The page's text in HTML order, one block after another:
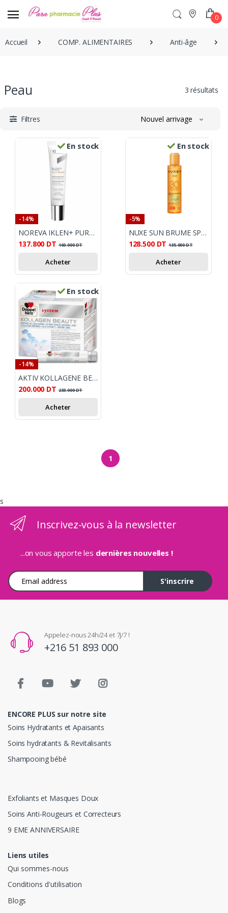
0
Accueil COMP. ALIMENTAIRES Anti-âge
Peau 3 résultats
Filtres Nouvel arrivage
En stock
-14%
NOREVA IKLEN+ PURE C REVERSE SOIN DE JOUR
137.800 DT 160.000DT
Acheter
En stock
-5%
NUXE SUN BRUME SPF30+ 150ML
128.500 DT 135.000DT
Acheter
En stock
-14%
AKTIV KOLLAGENE BEAUTY 30 AMPOULES
200.000 DT 233.000DT
Acheter
1
s
Inscrivez-vous à la newsletter
...on vous apporte les dernières nouvelles !
Adresse e-mail
S'inscrire
Appelez-nous 24h/24 et 7j/7 !
+216 51 893 000
ENCORE PLUS sur notre site
Soins Hydratants et Apaisants
Soins hydratants & Revitalisants
Shampooing bébé
Exfoliants et Masques Doux
Soins Anti-Rougeurs et Correcteurs
9 EME ANNIVERSAIRE
Liens utiles
Qui sommes-nous
Conditions d'utilisation
Blogs